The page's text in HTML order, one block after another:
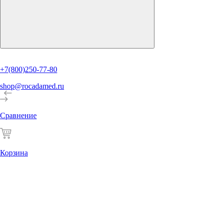
+7(800)250-77-80
shop@rocadamed.ru
Сравнение
Корзина